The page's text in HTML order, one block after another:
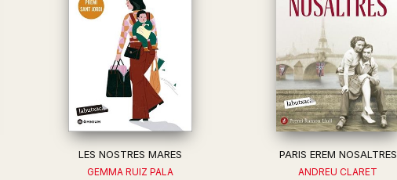
LES NOSTRES MARES
GEMMA RUIZ PALA
PARIS EREM NOSALTRES
ANDREU CLARET